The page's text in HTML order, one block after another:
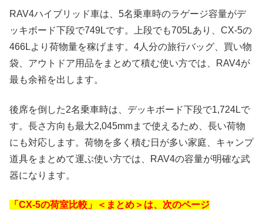
RAV4ハイブリッド車は、5名乗車時のラゲージ容量がデ
ッキボード下段で749Lです。上段でも705Lあり、CX-5の
466Lより荷物量を稼げます。4人分の旅行バッグ、買い物
袋、アウトドア用品をまとめて積む使い方では、RAV4が
最も余裕を出します。
後席を倒した2名乗車時は、デッキボード下段で1,724Lで
す。長さ方向も最大2,045mmまで使えるため、長い荷物
にも対応します。荷物を多く積む日が多い家庭、キャンプ
道具をまとめて運ぶ使い方では、RAV4の容量が明確な武
器になります。
「CX-5の荷室比較」＜まとめ＞は、次のページ